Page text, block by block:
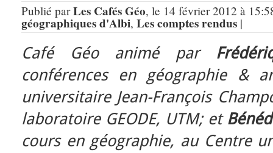
Publié parLes Cafés Géo, le 14 février 2012 à
géographiques d'Albi, Les comptes rendus |
Café Géo animé par
conférences en géographie &
universitaire Jean-François
laboratoire GEODE, UTM; et
cours en géographie, au Centre